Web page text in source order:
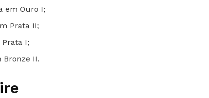
em Ouro I;
Prata II;
I;
Bronze II.